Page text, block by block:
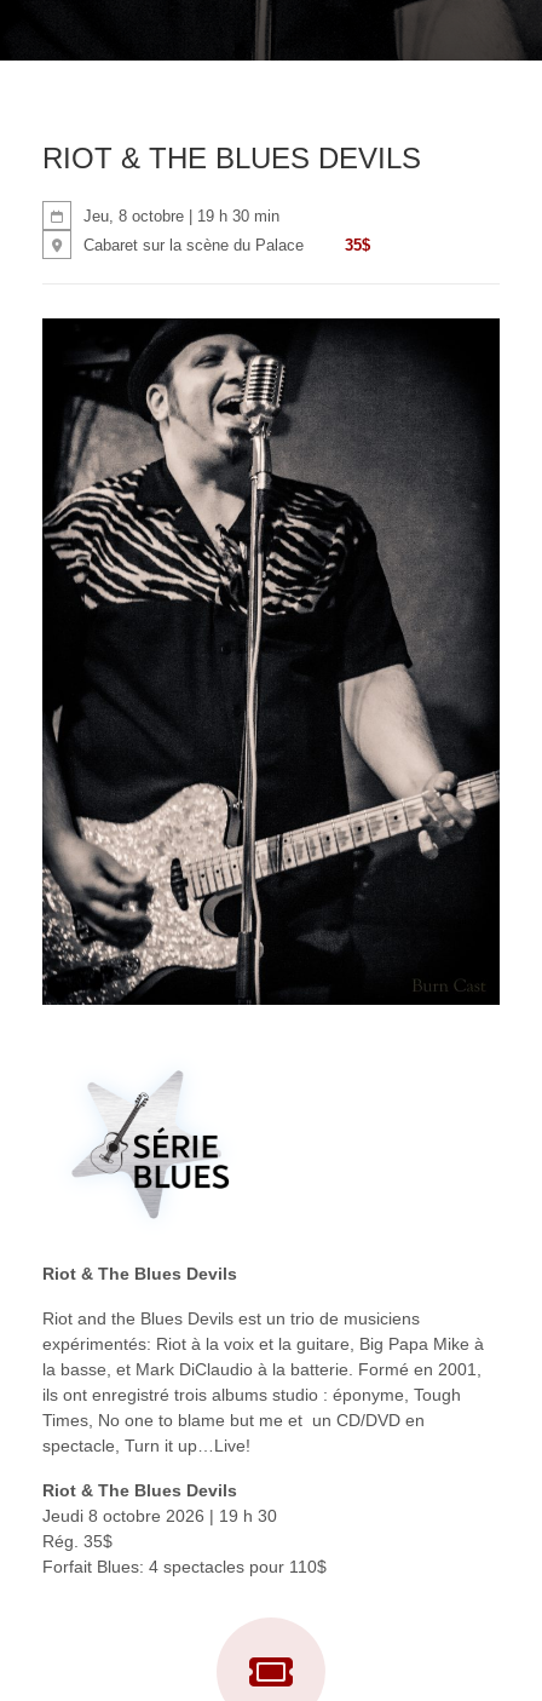
RIOT & THE BLUES DEVILS
Jeu, 8 octobre | 19 h 30 min
Cabaret sur la scène du Palace
35$
Riot & The Blues Devils
Riot and the Blues Devils est un trio de musiciens
expérimentés: Riot à la voix et la guitare, Big Papa Mike à
la basse, et Mark DiClaudio à la batterie. Formé en 2001,
ils ont enregistré trois albums studio : éponyme, Tough
Times, No one to blame but me et un CD/DVD en
spectacle, Turn it up…Live!
Riot & The Blues Devils
Jeudi 8 octobre 2026 | 19 h 30
Rég. 35$
Forfait Blues: 4 spectacles pour 110$